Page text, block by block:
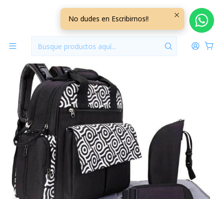
Pañaleras Mochila Maternal Color Marengo
No dudes en Escribirnos!!